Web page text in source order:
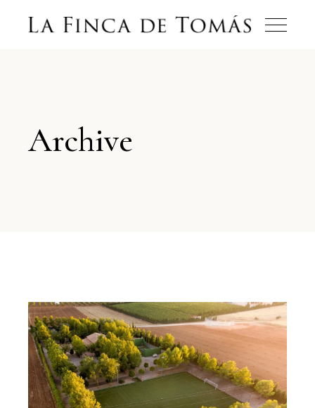
Archive